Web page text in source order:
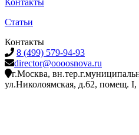
Контакты
Статьи
Контакты
8 (499) 579-94-93
director@oooosnova.ru
г.Москва,
ул.Николоямская, д.62, помещ.